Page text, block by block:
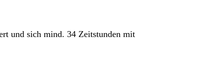
und sich mind. 34 Zeitstunden mit